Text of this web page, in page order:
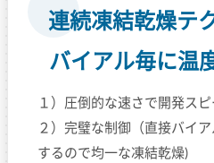
連続凍結乾燥テ
バイアル毎に温
１）圧倒的な速さで開発ス
２）完璧な制御（直接バイ
するので均一な凍結乾燥)